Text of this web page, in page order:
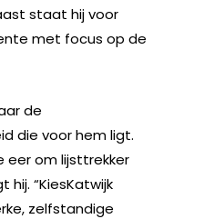
staat hij voor
met focus op de
de
die voor hem ligt.
eer om lijsttrekker
hij. “KiesKatwijk
zelfstandige